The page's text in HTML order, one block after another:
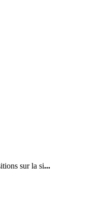
sur la si...